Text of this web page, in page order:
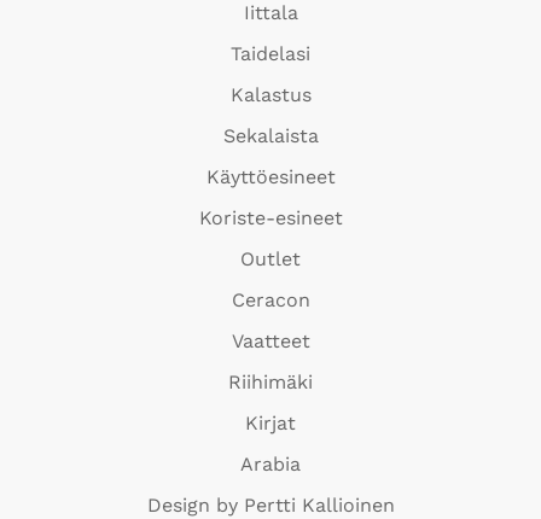
Iittala
Taidelasi
Kalastus
Sekalaista
Käyttöesineet
Koriste-esineet
Outlet
Ceracon
Vaatteet
Riihimäki
Kirjat
Arabia
Design by Pertti Kallioinen